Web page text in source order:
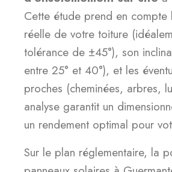
Cette étude prend en compte
réelle de votre toiture
tolérance de ±45°), son
entre 25° et 40°), et les
proches (cheminées, arbres,
analyse garantit un
un rendement optimal pour
Sur le plan réglementaire, la